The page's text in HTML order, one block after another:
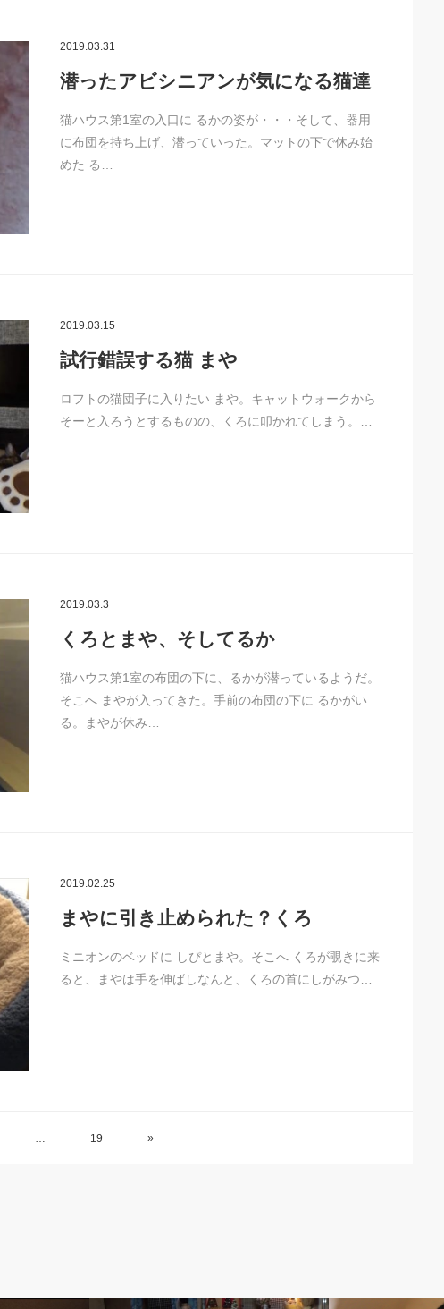
2019.03.31
潜ったアビシニアンが気になる猫達
猫ハウス第1室の入口に るかの姿が・・・そして、器用
に布団を持ち上げ、潜っていった。マットの下で休み始
めた る…
2019.03.15
試行錯誤する猫 まや
ロフトの猫団子に入りたい まや。キャットウォークから
そーと入ろうとするものの、くろに叩かれてしまう。…
2019.03.3
くろとまや、そしてるか
猫ハウス第1室の布団の下に、るかが潜っているようだ。
そこへ まやが入ってきた。手前の布団の下に るかがい
る。まやが休み…
2019.02.25
まやに引き止められた？くろ
ミニオンのベッドに しぴとまや。そこへ くろが覗きに来
ると、まやは手を伸ばしなんと、くろの首にしがみつ…
… 19 »